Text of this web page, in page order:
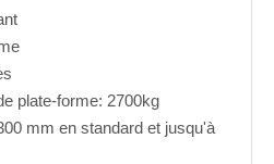
plate-forme: 2700kg
mm en standard et jusqu'à